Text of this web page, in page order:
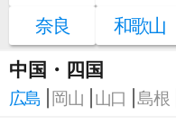
奈良
和歌山
中国・四国
広島 岡山 山口 島根